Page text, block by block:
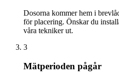
Dosorna kommer hem i
för placering. Önskar du
våra tekniker ut.
3
Mätperioden pågår